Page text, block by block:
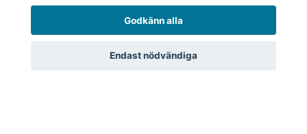
Prenumerera
Godkänn alla
Endast nödvändiga